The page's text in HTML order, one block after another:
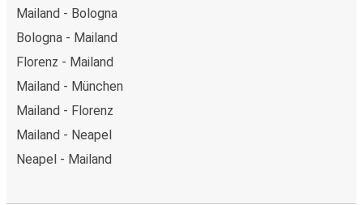
Mailand - Bologna
Bologna - Mailand
Florenz - Mailand
Mailand - München
Mailand - Florenz
Mailand - Neapel
Neapel - Mailand